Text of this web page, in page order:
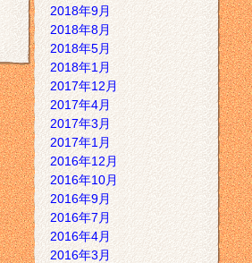
2018年9月
2018年8月
2018年5月
2018年1月
2017年12月
2017年4月
2017年3月
2017年1月
2016年12月
2016年10月
2016年9月
2016年7月
2016年4月
2016年3月